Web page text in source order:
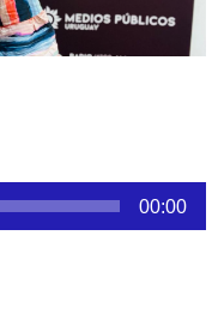
00:00